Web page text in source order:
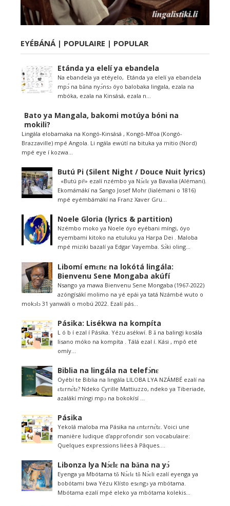
EYÉBÁNÁ | POPULAIRE | POPULAR
Etánda ya elelí ya ebandela
Na ebandela ya etéyelo, Etánda ya elelí ya ebandela
mpɔ́ na bǎna nyɔ́nsɔ óyo balobaka lingala, ezala na
mbóka, ezala na Kinsásá, ezala n...
Bato ya Mangala, bakomi motúya bóni na
mokili?
Lingála elobamaka na Kongó-Kinsásá , Kongó-Mfoa (Kongó-
Brazzaville) mpé Angola. Li ngála ewútí na bituka ya mitio (Nord)
mpé eye í kozwa...
Butú Pi (Silent Night / Douce Nuit lyrics)
«Butú pi!» ezalí nzémbo ya Nɔ́ɛlɛ ya Bavalia (Alémani).
Ekomámákí na Sango Josef Mohr (lialémani o 1816)
mpé eyémbámákí na Franz Xaver Gru...
Noele Gloria (lyrics & partition)
Nzémbo moko ya Noele óyo eyébani míngi, óyo
eyembami kitoko na etuluku ya Harpa Dei . Maloba
mpé miziki bazalí ya Edgar Vayemba. Sɔ́ki oling...
Libomí emɛnɛ na lokótá lingála:
Bienvenu Sene Mongaba akúfí
Nsango ya mawa Bienvenu Sene Mongaba (1967-2022)
azóngísákí molimo na yé epái ya tatá Nzámbé wuto o
mokɔlɔ 31 yanwáli o mobú 2022. Ezalí pás...
Pásika: Lisékwa na kompíta
L ó b í ezal í Pásika. Yézu asékwí. B ǎ na balingi kosála
lisano móko na kompíta . Tálá ezal í. Kási , mpô eté
omíy...
Biblia na lingála na telefɔ́nɛ
Oyébí te Biblia na lingála LILOBA LYA NZÁMBÉ ezalí na
ɛtɛrnɛ́tɛ? Ndeko Cyrille Mattiuzzo, ndeko ya Tiberiade,
azalákí míngi mpɔ na bokokísí ...
Pásika
Yekolá maloba ma Pásika na ɛntɛrnɛ́tɛ. Voici une
manière ludique d'approfondir son vocabulaire:
Quelques expressions liées à Pâques....
Libonza lya Nɔ́ɛlɛ na bǎna na yɔ́
Eyenga ya Mbótama tǒ Nɔ́ɛlɛ tǒ Nɔ́ɛli ezalí eyenga ya
bobótami bwa Yézu Klísto esɛngɔ ya mbótama.
Mbótama ezalí mpé eleko ya mbótama kolekis...